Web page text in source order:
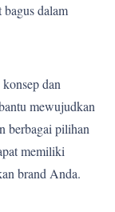
dalam
dan
mewujudkan
berbagai pilihan
memiliki
brand Anda.